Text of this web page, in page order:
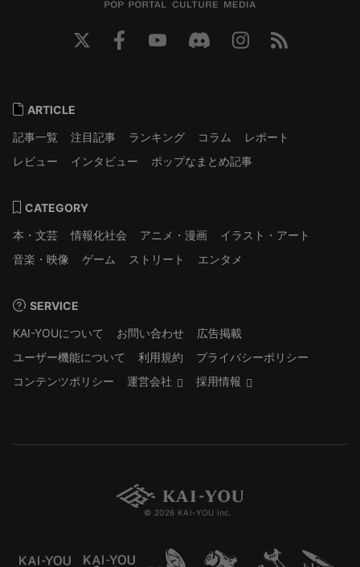
ARTICLE
記事一覧
注目記事 ランキング コラム
レポート
レビュー
インタビュー ポップなまとめ記事
CATEGORY
本・文芸
情報化社会 アニメ・漫画
イラスト・アート
音楽・映像
ゲーム ストリート エンタメ
SERVICE
KAI-YOUについて
お問い合わせ
広告掲載
ユーザー機能について
利用規約
プライバシーポリシー
コンテンツポリシー
運営会社 採用情報
© 2026 KAI-YOU inc.